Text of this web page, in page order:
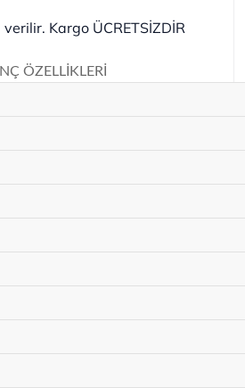
Kargo ÜCRETSİZDİR
ÖZELLİKLERİ